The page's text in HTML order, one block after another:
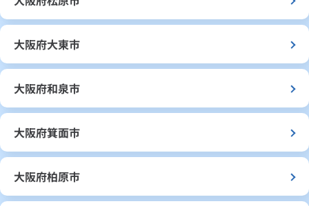
大阪府大東市
大阪府和泉市
大阪府箕面市
大阪府柏原市